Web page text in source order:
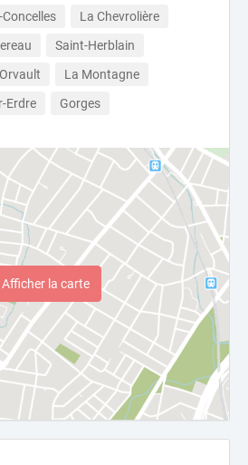
La Chevrolière
Saint-Herblain
Orvault
La Montagne
Erdre
Gorges
Afficher la carte